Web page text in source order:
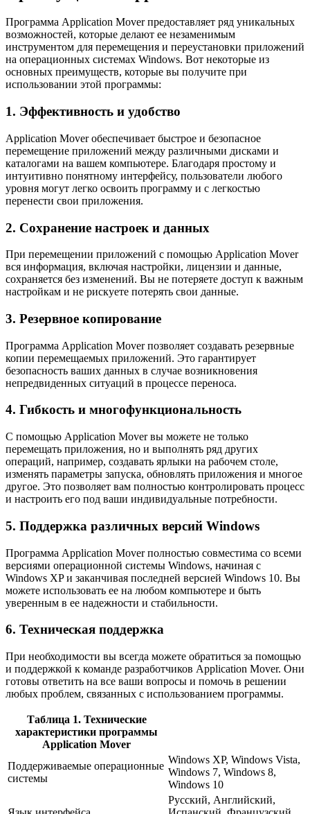
Программа Application Mover предоставляет ряд уникальных
возможностей, которые делают ее незаменимым
инструментом для перемещения и переустановки приложений
на операционных системах Windows. Вот некоторые из
основных преимуществ, которые вы получите при
использовании этой программы:
1. Эффективность и удобство
Application Mover обеспечивает быстрое и безопасное
перемещение приложений между различными дисками и
каталогами на вашем компьютере. Благодаря простому и
интуитивно понятному интерфейсу, пользователи любого
уровня могут легко освоить программу и с легкостью
перенести свои приложения.
2. Сохранение настроек и данных
При перемещении приложений с помощью Application Mover
вся информация, включая настройки, лицензии и данные,
сохраняется без изменений. Вы не потеряете доступ к важным
настройкам и не рискуете потерять свои данные.
3. Резервное копирование
Программа Application Mover позволяет создавать резервные
копии перемещаемых приложений. Это гарантирует
безопасность ваших данных в случае возникновения
непредвиденных ситуаций в процессе переноса.
4. Гибкость и многофункциональность
С помощью Application Mover вы можете не только
перемещать приложения, но и выполнять ряд других
операций, например, создавать ярлыки на рабочем столе,
изменять параметры запуска, обновлять приложения и многое
другое. Это позволяет вам полностью контролировать процесс
и настроить его под ваши индивидуальные потребности.
5. Поддержка различных версий Windows
Программа Application Mover полностью совместима со всеми
версиями операционной системы Windows, начиная с
Windows XP и заканчивая последней версией Windows 10. Вы
можете использовать ее на любом компьютере и быть
уверенным в ее надежности и стабильности.
6. Техническая поддержка
При необходимости вы всегда можете обратиться за помощью
и поддержкой к команде разработчиков Application Mover. Они
готовы ответить на все ваши вопросы и помочь в решении
любых проблем, связанных с использованием программы.
Таблица 1. Технические
характеристики программы
Application Mover
Поддерживаемые операционные
системы
Windows XP, Windows Vista,
Windows 7, Windows 8,
Windows 10
Русский, Английский,